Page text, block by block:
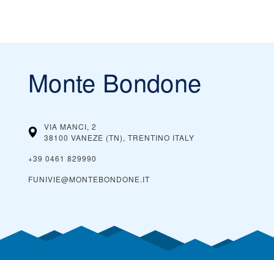
Monte Bondone
VIA MANCI, 2
38100 VANEZE (TN), TRENTINO ITALY
+39 0461 829990
FUNIVIE@MONTEBONDONE.IT